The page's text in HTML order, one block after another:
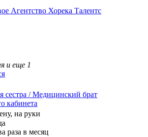
Агентство Хорека Талентс
и еще 1
сестра / Медицинский брат
кабинета
на руки
раза в месяц